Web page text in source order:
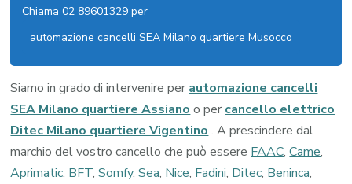
Chiama 02 89601329 per
automazione cancelli SEA Milano quartiere Musocco
Siamo in grado di intervenire per automazione cancelli
SEA Milano quartiere Assiano o per cancello elettrico
Ditec Milano quartiere Vigentino . A prescindere dal
marchio del vostro cancello che può essere FAAC,Came,
Aprimatic, BFT,Somfy,Sea, Nice, Fadini, Ditec, Beninca,